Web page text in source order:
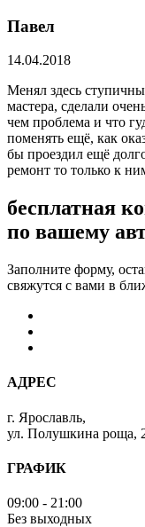
Павел
14.04.2018
Менял здесь
мастера, сделали
чем проблема и что
поменять ещё, как
бы проездил ещё
ремонт то только к
бесплатная
по вашему
Заполните форму,
свяжутся с вами в
АДРЕС
г. Ярославль,
ул. Полушкина роща,
ГРАФИК
09:00 - 21:00
Без выходных